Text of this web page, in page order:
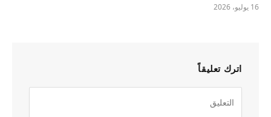
16 يوليو، 2026
اترك تعليقاً